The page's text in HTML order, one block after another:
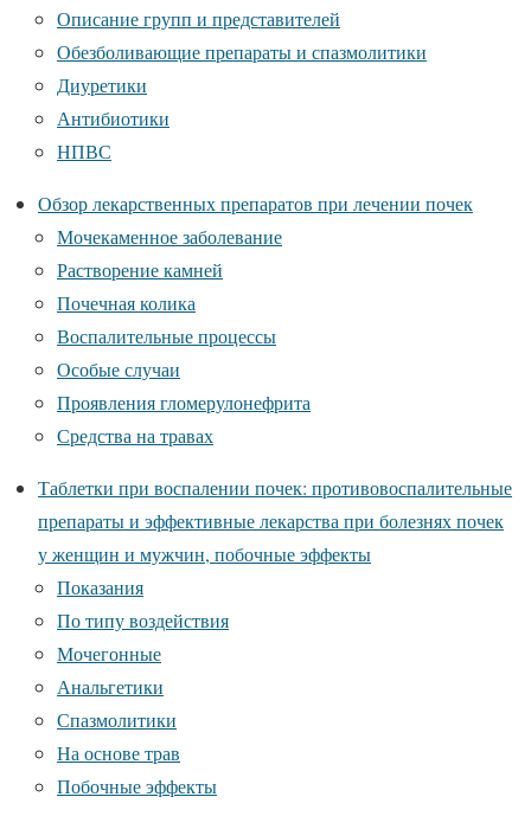
Описание групп и представителей
Обезболивающие препараты и спазмолитики
Диуретики
Антибиотики
НПВС
Обзор лекарственных препаратов при лечении почек
Мочекаменное заболевание
Растворение камней
Почечная колика
Воспалительные процессы
Особые случаи
Проявления гломерулонефрита
Средства на травах
Таблетки при воспалении почек: противовоспалительные
препараты и эффективные лекарства при болезнях почек
у женщин и мужчин, побочные эффекты
Показания
По типу воздействия
Мочегонные
Анальгетики
Спазмолитики
На основе трав
Побочные эффекты